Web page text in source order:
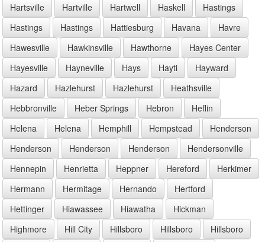
Hartsville
Hartville Hartwell Haskell
Hastings
Hastings
Hastings Hattiesburg Havana
Havre
Hawesville
Hawkinsville Hawthorne
Hayes Center
Hayesville
Hayneville Hays Hayti
Hayward
Hazard
Hazlehurst Hazlehurst
Heathsville
Hebbronville
Heber Springs Hebron
Heflin
Helena
Helena Hemphill Hempstead
Henderson
Henderson
Henderson Henderson
Hendersonville
Hennepin
Henrietta Heppner Hereford
Herkimer
Hermann
Hermitage Hernando
Hertford
Hettinger
Hiawassee Hiawatha
Hickman
Highmore
Hill City Hillsboro Hillsboro
Hillsboro